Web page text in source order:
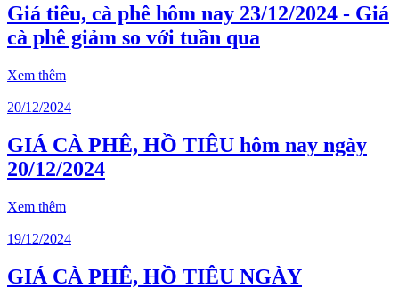
Giá tiêu, cà phê hôm nay 23/12/2024 - Giá
cà phê giảm so với tuần qua
Xem thêm
20/12/2024
GIÁ CÀ PHÊ, HỒ TIÊU hôm nay ngày
20/12/2024
Xem thêm
19/12/2024
GIÁ CÀ PHÊ, HỒ TIÊU NGÀY